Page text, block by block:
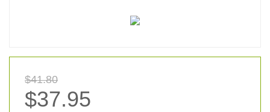
$41.80
$37.95